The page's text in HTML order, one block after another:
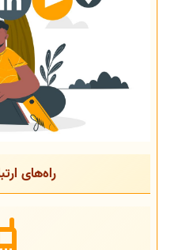
راه‌های